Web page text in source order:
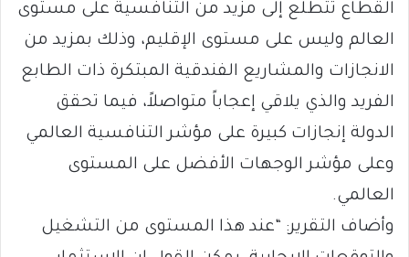
القطاع تتطلع إلى مزيد من التنافسية على مستوى
العالم وليس على مستوى الإقليم، وذلك بمزيد من
الانجازات والمشاريع الفندقية المبتكرة ذات الطابع
الفريد والذي يلاقي إعجاباً متواصلاً، فيما تحقق
الدولة إنجازات كبيرة على مؤشر التنافسية العالمي
وعلى مؤشر الوجهات الأفضل على المستوى
العالمي.
وأضاف التقرير: “عند هذا المستوى من التشغيل